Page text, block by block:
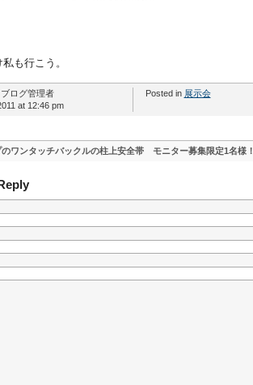
も行こう。
ログ管理者
at 12:46 pm
Posted in 展示会
ワンタッチバックルの柱上安全帯 モニター募集限定1名様！